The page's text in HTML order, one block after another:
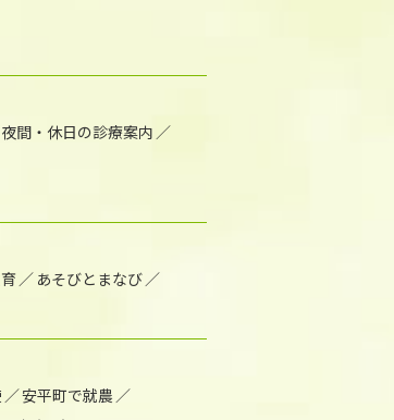
夜間・休日の診療案内
あそびとまなび
安平町で就農